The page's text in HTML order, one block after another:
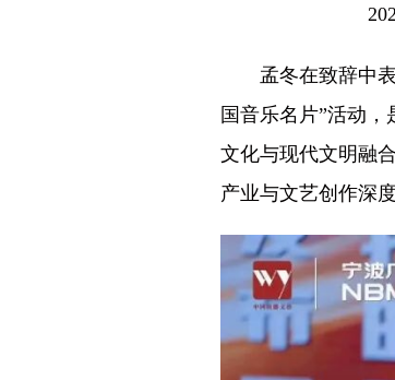
孟冬在致辞中表
国音乐名片”活动
文化与现代文明融
产业与文艺创作深